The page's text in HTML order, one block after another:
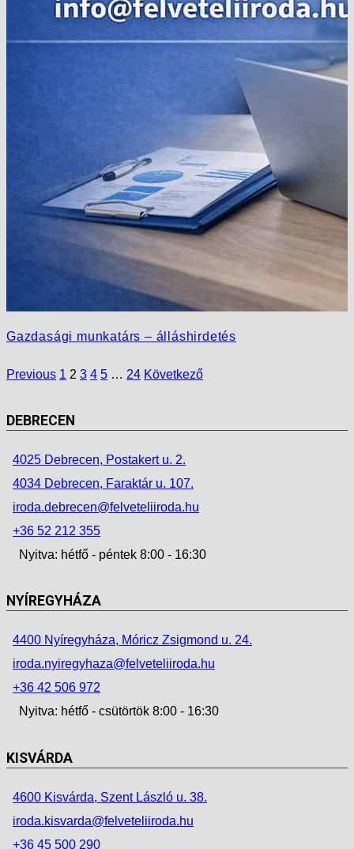
Gazdasági munkatárs – álláshirdetés
Previous 1 2 3 4 5 … 24 Következő
DEBRECEN
4025 Debrecen, Postakert u. 2.
4034 Debrecen, Faraktár u. 107.
iroda.debrecen@felveteliiroda.hu
+36 52 212 355
Nyitva: hétfő - péntek 8:00 - 16:30
NYÍREGYHÁZA
4400 Nyíregyháza, Móricz Zsigmond u. 24.
iroda.nyiregyhaza@felveteliiroda.hu
+36 42 506 972
Nyitva: hétfő - csütörtök 8:00 - 16:30
KISVÁRDA
4600 Kisvárda, Szent László u. 38.
iroda.kisvarda@felveteliiroda.hu
+36 45 500 290